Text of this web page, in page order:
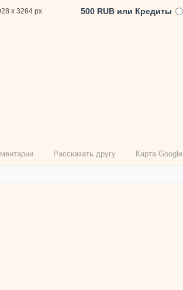
x 3264 px 500 RUB или Кредиты
Рассказать другу Карта Google